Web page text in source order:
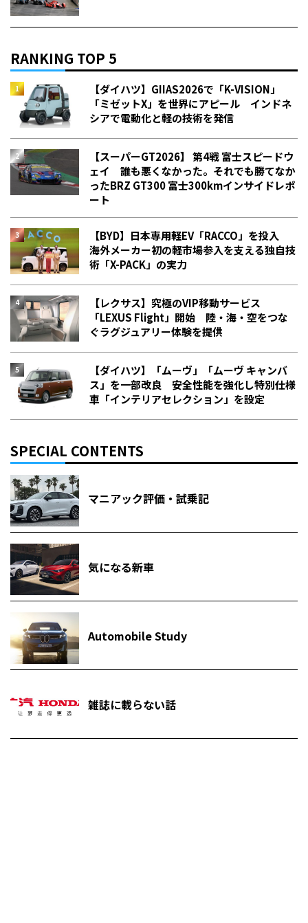
RANKING TOP 5
【ダイハツ】GIIAS2026で「K-VISION」
「ミゼットX」を世界にアピール インドネ
シアで電動化と軽の技術を発信
【スーパーGT2026】 第4戦 富士スピードウ
ェイ 誰も悪くなかった。それでも勝てなか
った――BRZ GT300 富士300kmインサイドレポ
ート
【BYD】日本専用軽EV「RACCO」を投入
海外メーカー初の軽市場参入を支える独自技
術「X-PACK」の実力
【レクサス】究極のVIP移動サービス
「LEXUS Flight」開始 陸・海・空をつな
ぐラグジュアリー体験を提供
【ダイハツ】「ムーヴ」「ムーヴ キャンバ
ス」を一部改良 安全性能を強化し特別仕様
車「インテリアセレクション」を設定
SPECIAL CONTENTS
マニアック評価・試乗記
気になる新車
Automobile Study
雑誌に載らない話